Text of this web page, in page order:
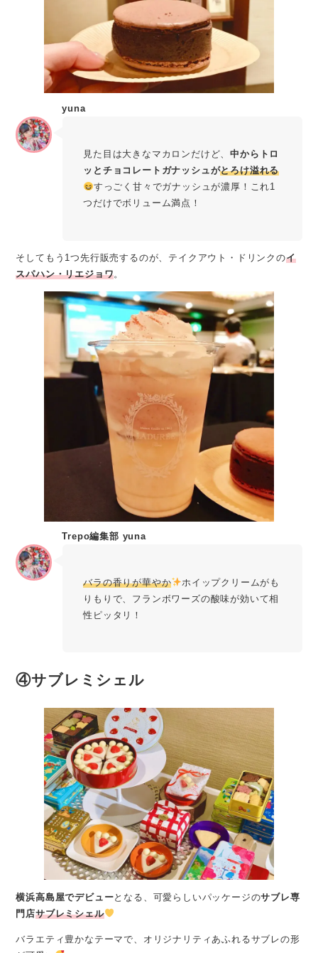
yuna
見た目は大きなマカロンだけど、中からトロ
ッとチョコレートガナッシュがとろけ溢れる
すっごく甘々でガナッシュが濃厚！これ1
つだけでボリューム満点！
そしてもう1つ先行販売するのが、テイクアウト・ドリンクのイ
スパハン・リエジョワ。
Trepo編集部 yuna
バラの香りが華やか
ホイップクリームがも
りもりで、フランボワーズの酸味が効いて相
性ピッタリ！
④サブレミシェル
横浜高島屋でデビューとなる、可愛らしいパッケージのサブレ専
門店サブレミシェル
バラエティ豊かなテーマで、オリジナリティあふれるサブレの形